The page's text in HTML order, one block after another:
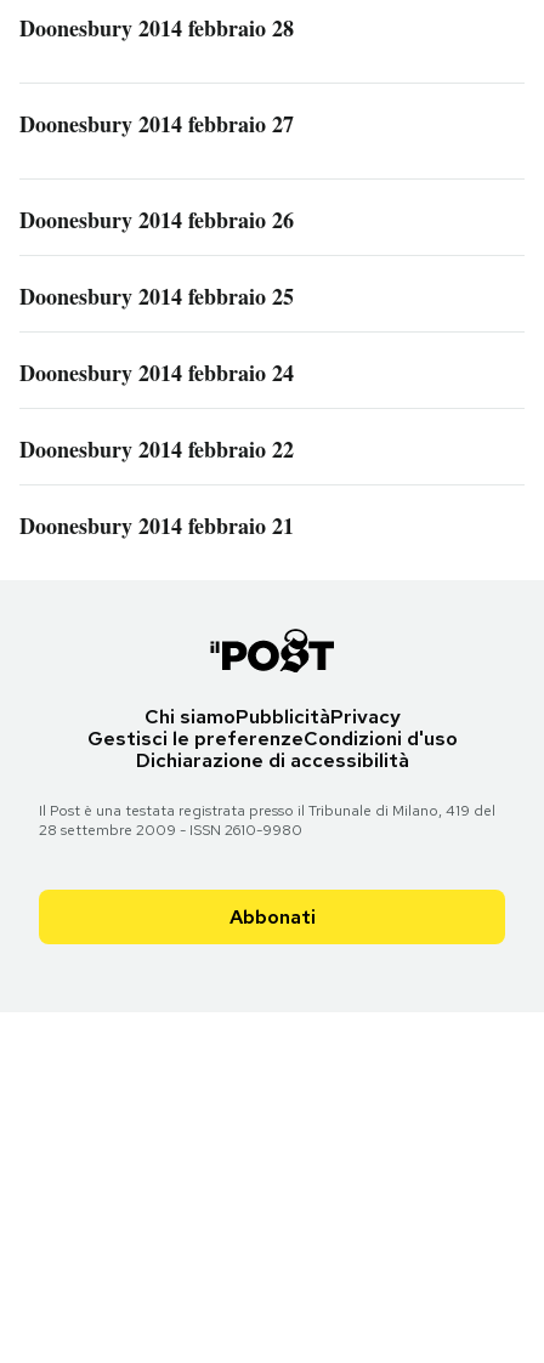
Doonesbury 2014 febbraio 28
Doonesbury 2014 febbraio 27
Doonesbury 2014 febbraio 26
Doonesbury 2014 febbraio 25
Doonesbury 2014 febbraio 24
Doonesbury 2014 febbraio 22
Doonesbury 2014 febbraio 21
Chi siamoPubblicitàPrivacy
Gestisci le preferenzeCondizioni d'uso
Dichiarazione di accessibilità
Il Post è una testata registrata presso il Tribunale di Milano, 419 del
28 settembre 2009 - ISSN 2610-9980
Abbonati